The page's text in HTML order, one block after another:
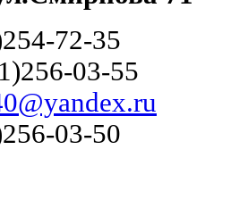
72-35
03-55
03-50